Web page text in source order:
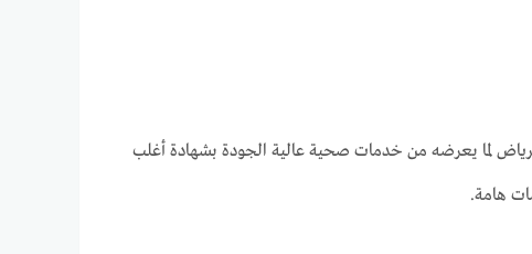
لما يعرضه من خدمات صحية عالية الجودة بشهادة أغلب
هامة.